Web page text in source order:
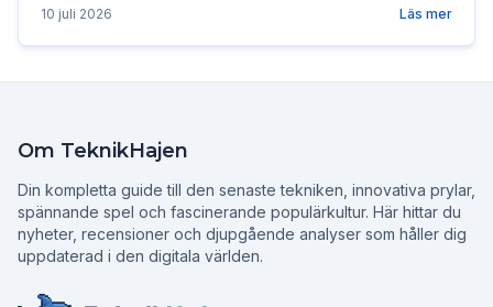
10 juli 2026 Läs mer
Om TeknikHajen
Din kompletta guide till den senaste tekniken, innovativa prylar,
spännande spel och fascinerande populärkultur. Här hittar du
nyheter, recensioner och djupgående analyser som håller dig
uppdaterad i den digitala världen.